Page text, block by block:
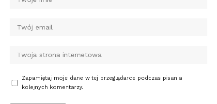
Zapamiętaj moje dane w tej przeglądarce podczas pisania
kolejnych komentarzy.